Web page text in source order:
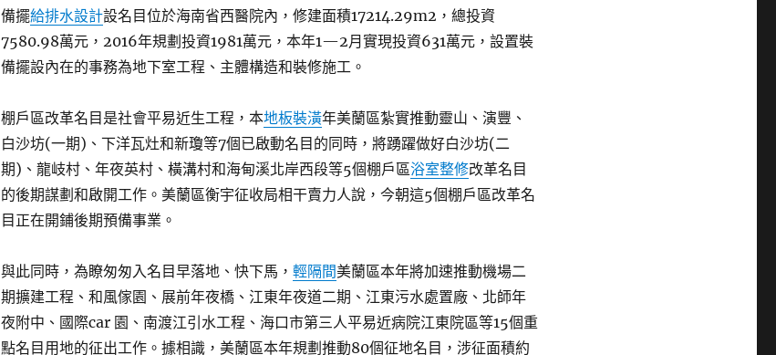
備擺給排水設計設名目位於海南省西醫院內，修建面積17214.29m2，總投資
7580.98萬元，2016年規劃投資1981萬元，本年1—2月實現投資631萬元，設置裝
備擺設內在的事務為地下室工程、主體構造和裝修施工。
棚戶區改革名目是社會平易近生工程，本地板裝潢年美蘭區紮實推動靈山、演豐、
白沙坊(一期)、下洋瓦灶和新瓊等7個已啟動名目的同時，將踴躍做好白沙坊(二
期)、龍岐村、年夜英村、橫溝村和海甸溪北岸西段等5個棚戶區浴室整修改革名目
的後期謀劃和啟開工作。美蘭區衡宇征收局相干賣力人說，今朝這5個棚戶區改革名
目正在開鋪後期預備事業。
與此同時，為瞭匆匆入名目早落地、快下馬，輕隔間美蘭區本年將加速推動機場二
期擴建工程、和風傢園、展前年夜橋、江東年夜道二期、江東污水處置廠、北師年
夜附中、國際car 園、南渡江引水工程、海口市第三人平易近病院江東院區等15個重
點名目用地的征出工作。據相識，美蘭區本年規劃推動80個征地名目，涉征面積約